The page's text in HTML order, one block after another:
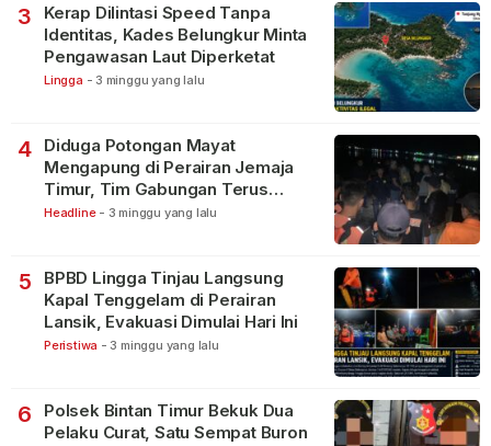
3
Kerap Dilintasi Speed Tanpa
Identitas, Kades Belungkur Minta
Pengawasan Laut Diperketat
Lingga - 3 minggu yang lalu
4
Diduga Potongan Mayat
Mengapung di Perairan Jemaja
Timur, Tim Gabungan Terus
Lakukan Pencarian
Headline - 3 minggu yang lalu
5
BPBD Lingga Tinjau Langsung
Kapal Tenggelam di Perairan
Lansik, Evakuasi Dimulai Hari Ini
Peristiwa - 3 minggu yang lalu
6
Polsek Bintan Timur Bekuk Dua
Pelaku Curat, Satu Sempat Buron